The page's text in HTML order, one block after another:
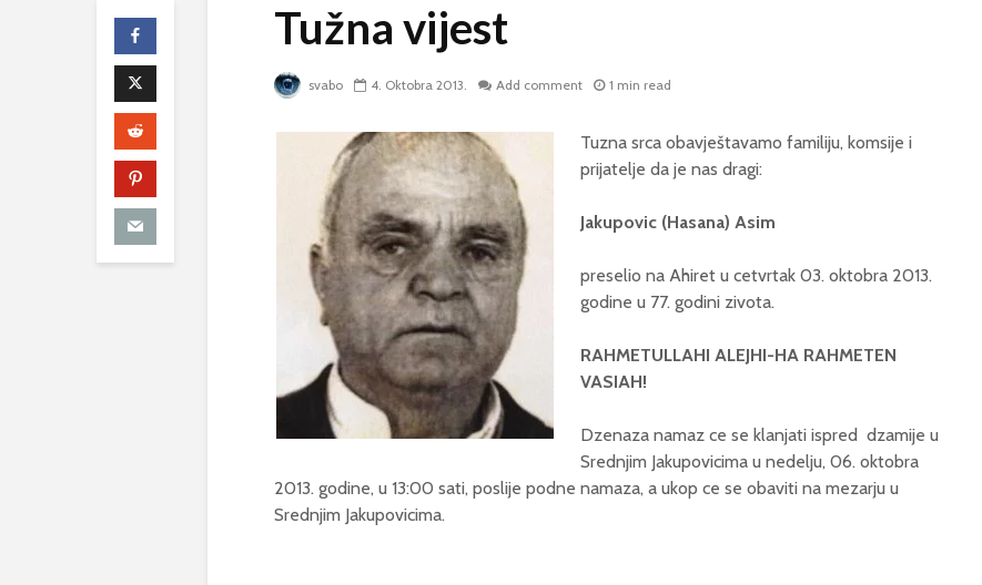
Tužna vijest
svabo 4. Oktobra 2013. Add comment 1 min read
Tuzna srca obavještavamo familiju, komsije i
prijatelje da je nas dragi:
Jakupovic (Hasana) Asim
preselio na Ahiret u cetvrtak 03. oktobra 2013.
godine u 77. godini zivota.
RAHMETULLAHI ALEJHI-HA RAHMETEN
VASIAH!
Dzenaza namaz ce se klanjati ispred dzamije u
Srednjim Jakupovicima u nedelju, 06. oktobra
2013. godine, u 13:00 sati, poslije podne namaza, a ukop ce se obaviti na mezarju u
Srednjim Jakupovicima.